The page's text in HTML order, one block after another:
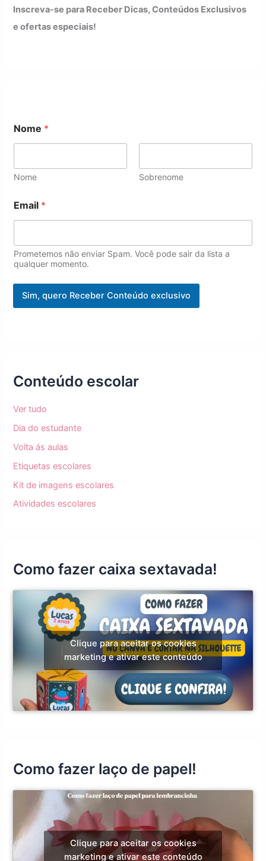
Inscreva-se para Receber Dicas, Conteúdos Exclusivos
e ofertas especiais!
Nome *
Nome Sobrenome
m
a
N
o
e
o
Email *
Prometemos não enviar Spam. Você pode sair da lista a
qualquer momento.
Sim, quero Receber Conteúdo exclusivo
Conteúdo escolar
Ver tudo
Dia do estudante
Volta ás aulas
Etiquetas escolares
Kit de imagens escolares
Atividades escolares
Como fazer caixa sextavada!
Clique para aceitar os cookies
marketing e ativar este conteúdo
Como fazer laço de papel!
Clique para aceitar os cookies
marketing e ativar este conteúdo